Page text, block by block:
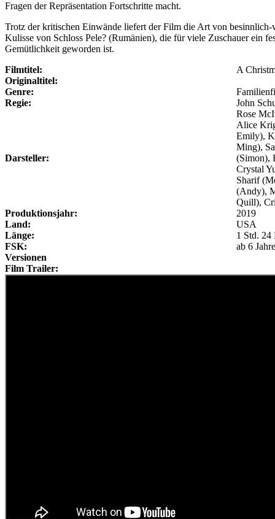
Fragen der Repräsentation Fortschritte macht.
Trotz der kritischen Einwände liefert der Film die Art von
Kulisse von Schloss Pele? (Rumänien), die für viele Zuschauer ein
Gemütlichkeit geworden ist.
Filmtitel:
A
Originaltitel:
Genre:
Regie:
John
Darsteller:
Rose
Alice
Emily),
Ming),
(Simon),
Crystal
Sharif
(Andy),
Quill),
Produktionsjahr:
2019
Land:
USA
Länge:
1 Std. 24
FSK:
ab 6
Versionen
Film Trailer: